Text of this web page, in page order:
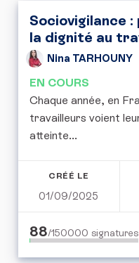
Sociovigilance
la dignité au
Nina TARHOUNY
EN COURS
Chaque année, en
travailleurs voient
atteinte...
CRÉÉ LE
01/09/2025
88/150000 signatures